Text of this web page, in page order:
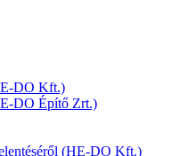
DO Kft.)
DO Építő Zrt.)
(HE-DO Kft.)